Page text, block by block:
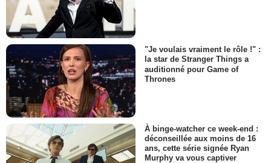
"Je voulais vraiment le rôle !" :
la star de Stranger Things a
auditionné pour Game of
Thrones
À binge-watcher ce week-end :
déconseillée aux moins de 16
ans, cette série signée Ryan
Murphy va vous captiver